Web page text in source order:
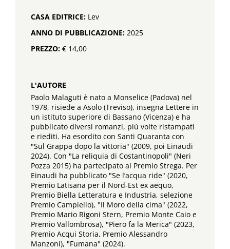
CASA EDITRICE: Lev
ANNO DI PUBBLICAZIONE: 2025
PREZZO: € 14,00
L'AUTORE
Paolo Malaguti è nato a Monselice (Padova) nel
1978, risiede a Asolo (Treviso), insegna Lettere in
un istituto superiore di Bassano (Vicenza) e ha
pubblicato diversi romanzi, più volte ristampati
e riediti. Ha esordito con Santi Quaranta con
"Sul Grappa dopo la vittoria" (2009, poi Einaudi
2024). Con "La reliquia di Costantinopoli" (Neri
Pozza 2015) ha partecipato al Premio Strega. Per
Einaudi ha pubblicato "Se l’acqua ride" (2020,
Premio Latisana per il Nord-Est ex aequo,
Premio Biella Letteratura e Industria, selezione
Premio Campiello), "Il Moro della cima" (2022,
Premio Mario Rigoni Stern, Premio Monte Caio e
Premio Vallombrosa), "Piero fa la Merica" (2023,
Premio Acqui Storia, Premio Alessandro
Manzoni), "Fumana" (2024).